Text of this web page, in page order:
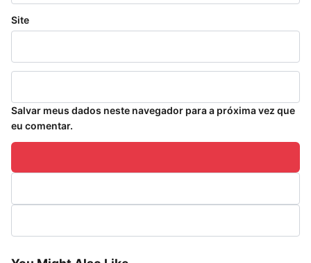
Site
Salvar meus dados neste navegador para a próxima vez que
eu comentar.